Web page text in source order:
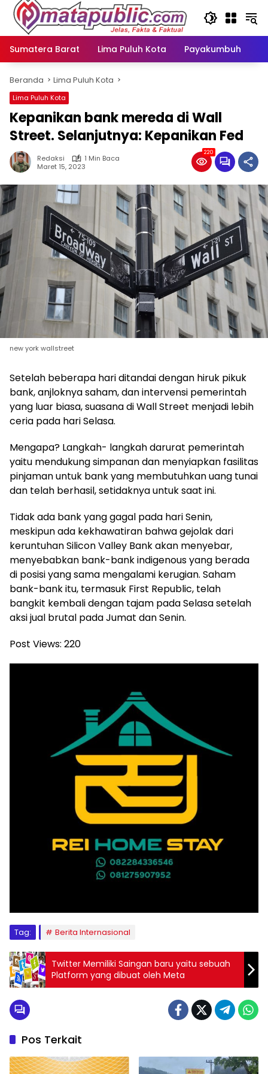
Langsung
konten
Sumatera Barat
Lima Puluh Kota Payakumbuh
Beranda Lima Puluh Kota
Lima Puluh Kota
Kepanikan bank mereda di Wall
Street. Selanjutnya: Kepanikan Fed
Redaksi
1 Min Baca
Maret 15, 2023
220
new york wallstreet
Setelah beberapa hari ditandai dengan hiruk pikuk
bank, anjloknya saham, dan intervensi pemerintah
yang luar biasa, suasana di Wall Street menjadi lebih
ceria pada hari Selasa.
Mengapa? Langkah- langkah darurat pemerintah
yaitu mendukung simpanan dan menyiapkan fasilitas
pinjaman untuk bank yang membutuhkan uang tunai
dan telah berhasil, setidaknya untuk saat ini.
Tidak ada bank yang gagal pada hari Senin,
meskipun ada kekhawatiran bahwa gejolak dari
keruntuhan Silicon Valley Bank akan menyebar,
menyebabkan bank-bank indigenous yang berada
di posisi yang sama mengalami kerugian. Saham
bank-bank itu, termasuk First Republic, telah
bangkit kembali dengan tajam pada Selasa setelah
aksi jual brutal pada Jumat dan Senin.
Post Views: 220
Tag: Berita Internasional
Twitter Memiliki Saingan baru yaitu sebuah
Platform yang dibuat oleh Meta
Pos Terkait